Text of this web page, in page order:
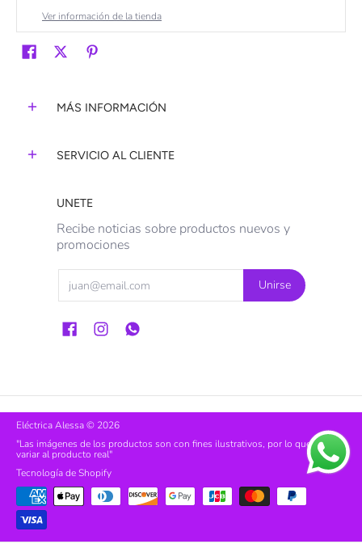
Ver información de la tienda
MÁS INFORMACIÓN
SERVICIO AL CLIENTE
UNETE
Recibe noticias sobre productos nuevos y
promociones
Unirse
Eléctrica Alessa© 2026
"Las imágenes de los productos son con fines ilustrativos, por lo que pueden
variar al producto real"
Tecnología de Shopify